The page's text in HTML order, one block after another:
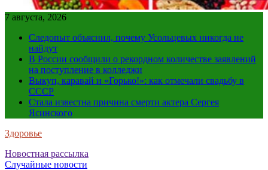
7 августа, 2026
Следопыт объяснил, почему Усольцевых никогда не
найдут
В России сообщили о рекордном количестве заявлений
на поступление в колледжи
Выкуп, каравай и «Горько!»: как отмечали свадьбу в
СССР
Стала известна причина смерти актера Сергея
Ясинского
Здоровье
Новостная рассылка
Случайные новости